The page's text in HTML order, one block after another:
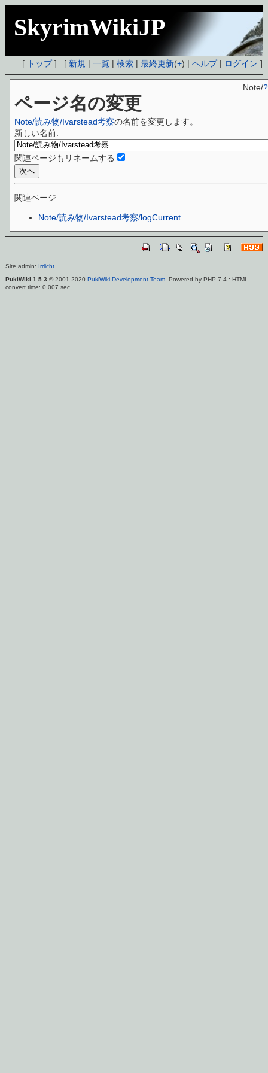
SkyrimWikiJP
[ トップ] [ 新規 |一覧 |検索 |最終更新(+) |ヘルプ| ログイン ]
ページ名の変更
Note/?
Note/読み物/Ivarstead考察の名前を変更します。
新しい名前:
関連ページもリネームする
関連ページ
Note/読み物/Ivarstead考察/logCurrent
Site admin: Irrlicht
PukiWiki 1.5.3 © 2001-2020 PukiWiki Development Team. Powered by PHP 7.4 : HTML
convert time: 0.007 sec.